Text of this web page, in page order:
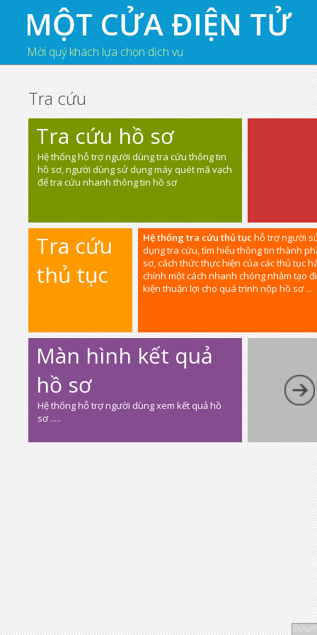
MỘT CỬA ĐIỆN TỬ
Mời quý khách lựa chọn dịch vụ
Tra cứu hồ sơ
Hệ thống hỗ trợ người dùng tra cứu thông tin
hồ sơ, người dùng sử dụng máy quét mã vạch
để tra cứu nhanh thông tin hồ sơ
Tra cứu
thủ tục
Hệ thống tra cứu thủ tục hỗ trợ người
dụng tra cứu, tìm hiểu thông tin thành
sơ, cách thức thực hiện của các thủ tục
chính một cách nhanh chóng nhằm tạo
kiện thuận lợi cho quá trình nộp hồ sơ ...
Màn hình kết quả
hồ sơ
Hệ thống hỗ trợ người dùng xem kết quả hồ
sơ .....
Go to
Tra cứu
©VNPT